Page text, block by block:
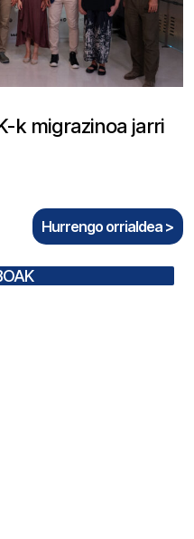
k migrazinoa jarri
Hurrengo orrialdea >